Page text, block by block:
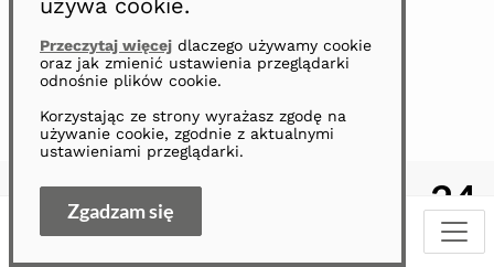
używa cookie.
Przeczytaj więcej dlaczego używamy cookie
oraz jak zmienić ustawienia przeglądarki
odnośnie plików cookie.
Korzystając ze strony wyrażasz zgodę na
używanie cookie, zgodnie z aktualnymi
ustawieniami przeglądarki.
Zgadzam się
dodaj do kalendarza
godzina: 18:00
24
Maja
2026